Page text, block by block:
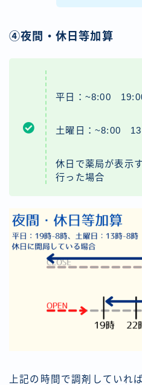
④夜間・休日等加算
平日：~8:00
土曜日：~8:00
休日で薬局が表示
行った場合
上記の時間で調剤していれ